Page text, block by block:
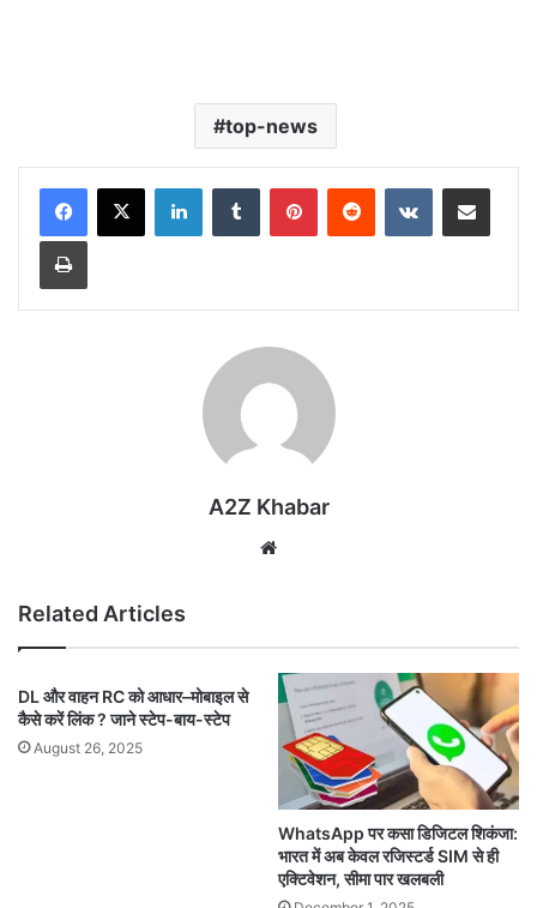
top-news
LinkedInTumblr PinterestReddit VKontakteShare via Email
Print
A2Z Khabar
Related Articles
DL और वाहन RC को आधार–मोबाइल से
कैसे करें लिंक ? जाने स्टेप-बाय-स्टेप
August 26, 2025
WhatsApp पर कसा डिजिटल शिकंजा:
भारत में अब केवल रजिस्टर्ड SIM से ही
एक्टिवेशन, सीमा पार खलबली